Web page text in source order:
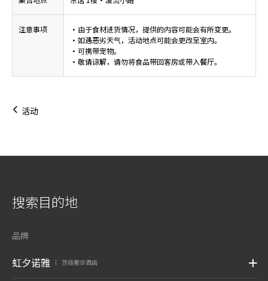
注意事项
・由于食材进货情况，提供的内容可能会有所变更。
・如遇恶劣天气，活动地点可能会更改至室内。
・可携带宠物。
・敬请谅解，请勿将食品带回客房或带入餐厅。
活动
搜索目的地
品牌
虹夕诺雅 顶级奢华酒店